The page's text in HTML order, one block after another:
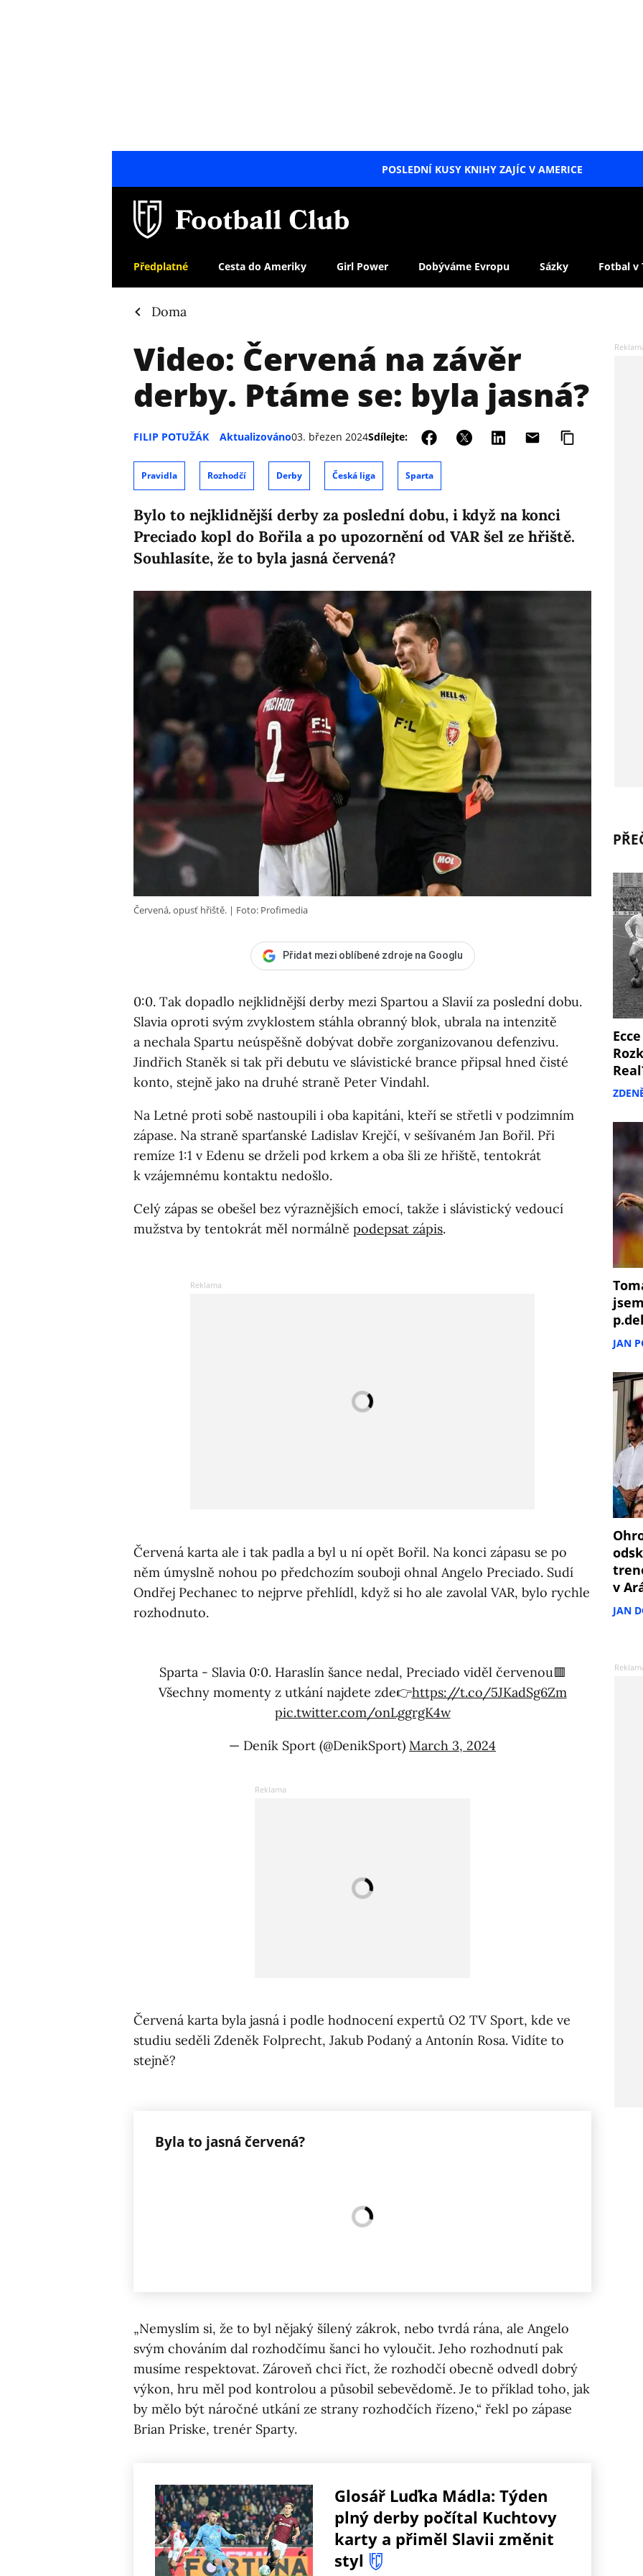
POSLEDNÍ KUSY KNIHY ZAJÍC V AMERICE
Předplatné Cesta do Ameriky Girl Power Dobýváme Evropu Sázky Fotbal v
Doma
Video: Červená na závěr
derby. Ptáme se: byla jasná?
FILIP POTUŽÁK Aktualizováno03. březen 2024Sdílejte:
Pravidla Rozhodčí Derby Česká liga Sparta
Bylo to nejklidnější derby za poslední dobu, i když na konci
Preciado kopl do Bořila a po upozornění od VAR šel ze hřiště.
Souhlasíte, že to byla jasná červená?
Červená, opusť hřiště. Foto: Profimedia
Přidat mezi oblíbené zdroje na Googlu
0:0. Tak dopadlo nejklidnější derby mezi Spartou a Slavií za poslední dobu.
Slavia oproti svým zvyklostem stáhla obranný blok, ubrala na intenzitě
a nechala Spartu neúspěšně dobývat dobře zorganizovanou defenzivu.
Jindřich Staněk si tak při debutu ve slávistické brance připsal hned čisté
konto, stejně jako na druhé straně Peter Vindahl.
Na Letné proti sobě nastoupili i oba kapitáni, kteří se střetli v podzimním
zápase. Na straně sparťanské Ladislav Krejčí, v sešívaném Jan Bořil. Při
remíze 1:1 v Edenu se drželi pod krkem a oba šli ze hřiště, tentokrát
k vzájemnému kontaktu nedošlo.
Celý zápas se obešel bez výraznějších emocí, takže i slávistický vedoucí
mužstva by tentokrát měl normálně podepsat zápis.
Červená karta ale i tak padla a byl u ní opět Bořil. Na konci zápasu se po
něm úmyslně nohou po předchozím souboji ohnal Angelo Preciado. Sudí
Ondřej Pechanec to nejprve přehlídl, když si ho ale zavolal VAR, bylo rychle
rozhodnuto.
Sparta - Slavia 0:0. Haraslín šance nedal, Preciado viděl červenou🟥
Všechny momenty z utkání najdete zde👉https://t.co/5JKadSg6Zm
pic.twitter.com/onLggrgK4w
— Deník Sport (@DenikSport) March 3, 2024
Červená karta byla jasná i podle hodnocení expertů O2 TV Sport, kde ve
studiu seděli Zdeněk Folprecht, Jakub Podaný a Antonín Rosa. Vidíte to
stejně?
Byla to jasná červená?
„Nemyslím si, že to byl nějaký šílený zákrok, nebo tvrdá rána, ale Angelo
svým chováním dal rozhodčímu šanci ho vyloučit. Jeho rozhodnutí pak
musíme respektovat. Zároveň chci říct, že rozhodčí obecně odvedl dobrý
výkon, hru měl pod kontrolou a působil sebevědomě. Je to příklad toho, jak
by mělo být náročné utkání ze strany rozhodčích řízeno,“ řekl po zápase
Brian Priske, trenér Sparty.
Glosář Luďka Mádla: Týden
plný derby počítal Kuchtovy
karty a přiměl Slavii změnit
styl
p.del
JAN
v
JAN